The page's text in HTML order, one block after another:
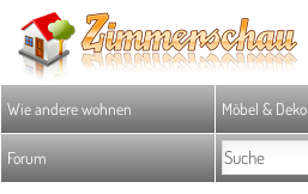
Wie andere wohnen Möbel & Deko
Forum